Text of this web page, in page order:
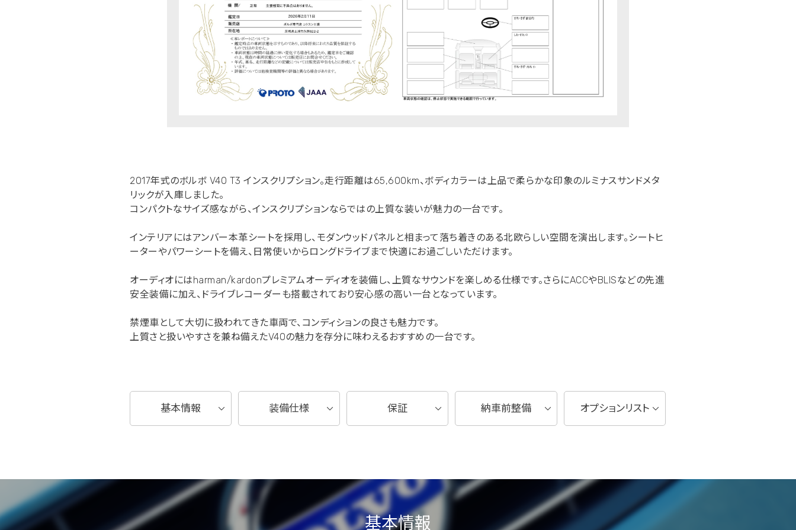
2017年式のボルボ V40 T3 インスクリプション。走行距離は65,600km、ボディカラーは上品で柔らかな印象のルミナスサンドメタ
リックが入庫しました。
コンパクトなサイズ感ながら、インスクリプションならではの上質な装いが魅力の一台です。
インテリアにはアンバー本革シートを採用し、モダンウッドパネルと相まって落ち着きのある北欧らしい空間を演出します。シートヒ
ーターやパワーシートを備え、日常使いからロングドライブまで快適にお過ごしいただけます。
オーディオにはharman/kardonプレミアムオーディオを装備し、上質なサウンドを楽しめる仕様です。さらにACCやBLISなどの先進
安全装備に加え、ドライブレコーダーも搭載されており安心感の高い一台となっています。
禁煙車として大切に扱われてきた車両で、コンディションの良さも魅力です。
上質さと扱いやすさを兼ね備えたV40の魅力を存分に味わえるおすすめの一台です。
基本情報 装備仕様 保証 納車前整備 オプションリスト
基本情報